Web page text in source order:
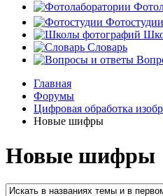
Фотостудии
Словарь
Главная
Форумы
Цифровая обработка
Новые шифры
Новые шифры